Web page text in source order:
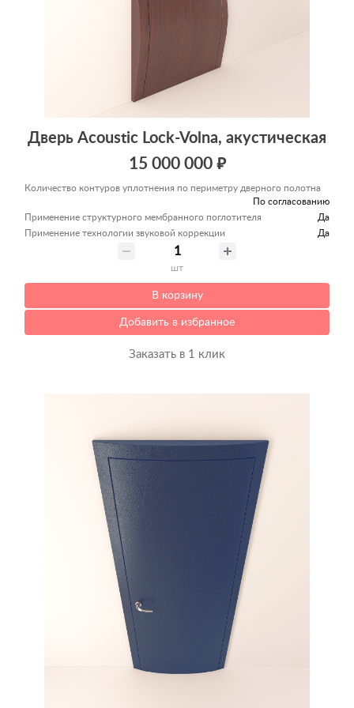
Дверь Acoustic Lock-Volna, акустическая
15 000 000 ₽
Количество контуров уплотнения по периметру дверного полотна
По согласованию
Применение структурного мембранного поглотителя
Да
Применение технологии звуковой коррекции
Да
шт
В корзину
Добавить в избранное
Заказать в 1 клик